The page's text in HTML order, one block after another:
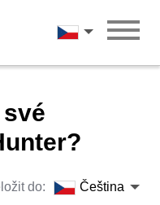
Čeština
do: Čeština